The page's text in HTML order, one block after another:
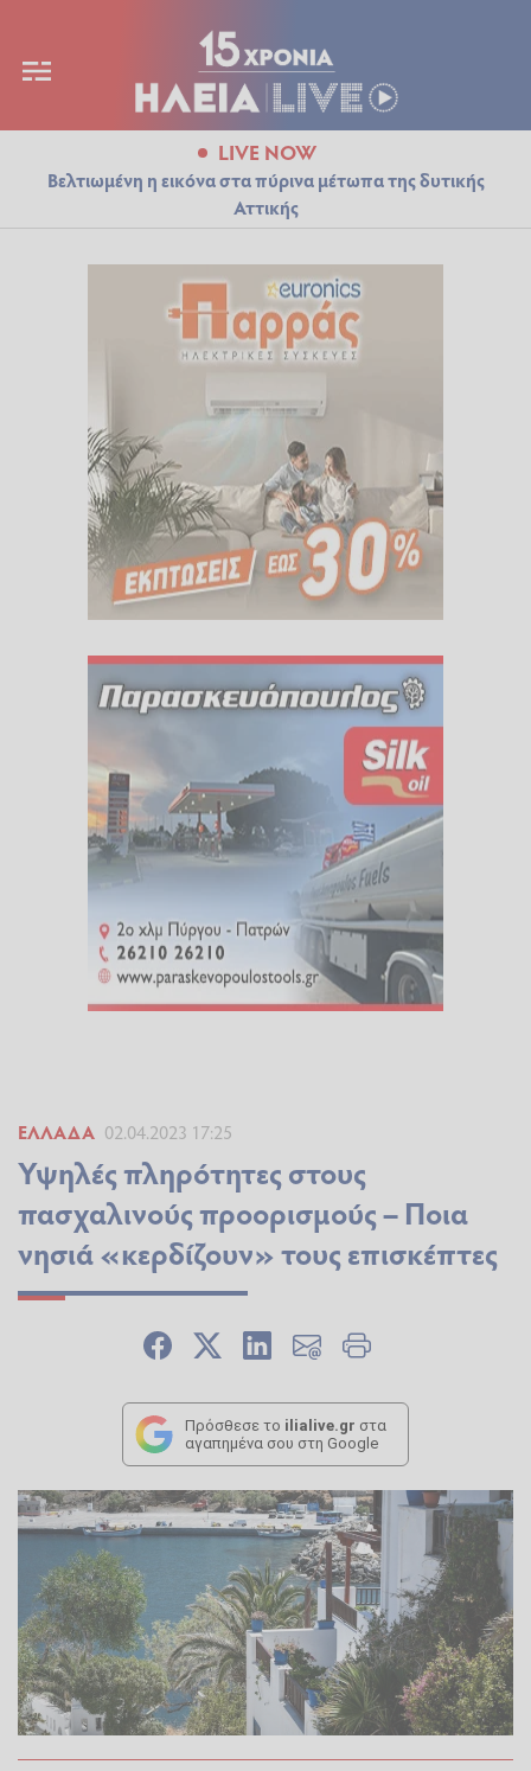
LIVE NOW
Βελτιωμένη η εικόνα στα πύρινα μέτωπα της δυτικής
Αττικής
ΕΛΛΆΔΑ 02.04.2023 17:25
Υψηλές πληρότητες στους
πασχαλινούς προορισμούς – Ποια
νησιά «κερδίζουν» τους επισκέπτες
Πρόσθεσε το ilialive.gr στα
αγαπημένα σου στη Google